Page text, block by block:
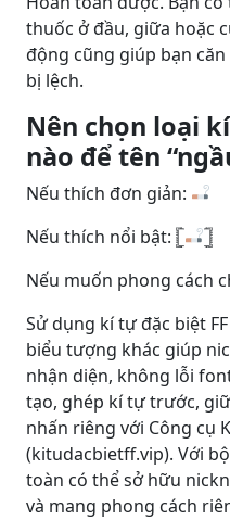
thuốc ở đầu, giữa hoặc
động cũng giúp bạn
bị lệch.
Nên chọn loại
nào để tên
Nếu thích đơn giản:
Nếu thích nổi bật: 𓊈
𓊉
Nếu muốn phong cách
Sử dụng kí tự đặc biệt
biểu tượng khác giúp
nhận diện, không lỗi
tạo, ghép kí tự trước,
nhấn riêng với Công cụ
(kitudacbietff.vip). Với
toàn có thể sở hữu
và mang phong cách